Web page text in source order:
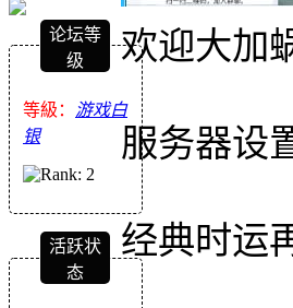
论坛等
级
等級： 游戏白
银
活跃状
态
欢迎大加
服务器设
经典时运